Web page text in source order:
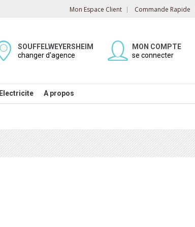
Mon Espace Client Commande Rapide
SOUFFELWEYERSHEIM
changer d'agence
MON COMPTE
se connecter
Electricite A propos